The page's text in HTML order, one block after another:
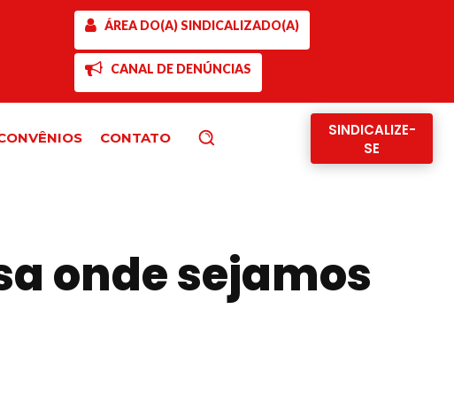
ÁREA DO(A) SINDICALIZADO(A)
CANAL DE DENÚNCIAS
CONTATO
SINDICALIZE-
SE
onde sejamos